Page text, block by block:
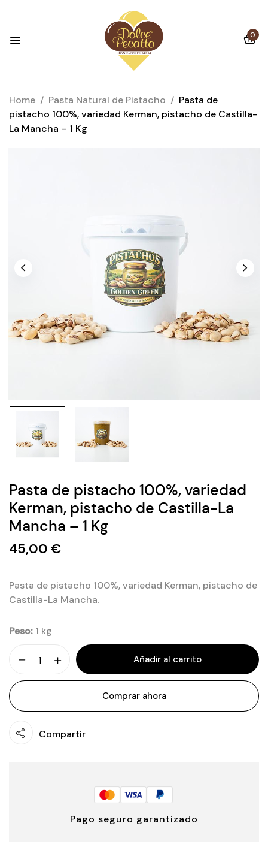
0
Home / Pasta Natural de Pistacho / Pasta de
pistacho 100%, variedad Kerman, pistacho de Castilla-
La Mancha – 1 Kg
Pasta de pistacho 100%, variedad
Kerman, pistacho de Castilla-La
Mancha – 1 Kg
45,00 €
Pasta de pistacho 100%, variedad Kerman, pistacho de
Castilla-La Mancha.
Peso: 1 kg
Añadir al carrito
Comprar ahora
Compartir
Pago seguro garantizado